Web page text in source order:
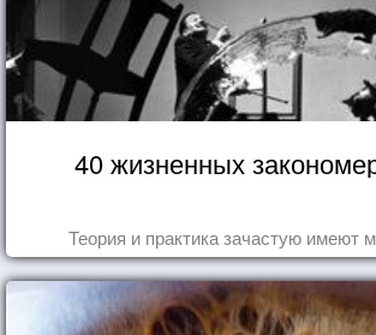
40 жизненных
Теория и практика зачастую имеют